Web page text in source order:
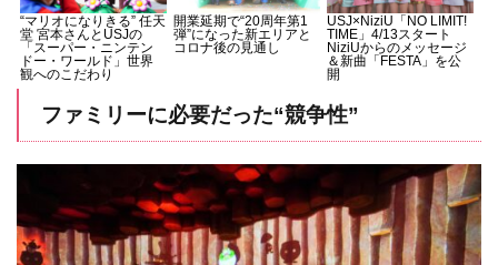
“マリオになりきる” 任天
堂 宮本さんとUSJの
「スーパー・ニンテン
ドー・ワールド」世界
観へのこだわり
開業延期で“20周年第1
弾”になった新エリアと
コロナ後の見通し
USJ×NiziU「NO LIMIT!
TIME」4/13スタート
NiziUからのメッセージ
＆新曲「FESTA」を公
開
ファミリーに必要だった“競争性”